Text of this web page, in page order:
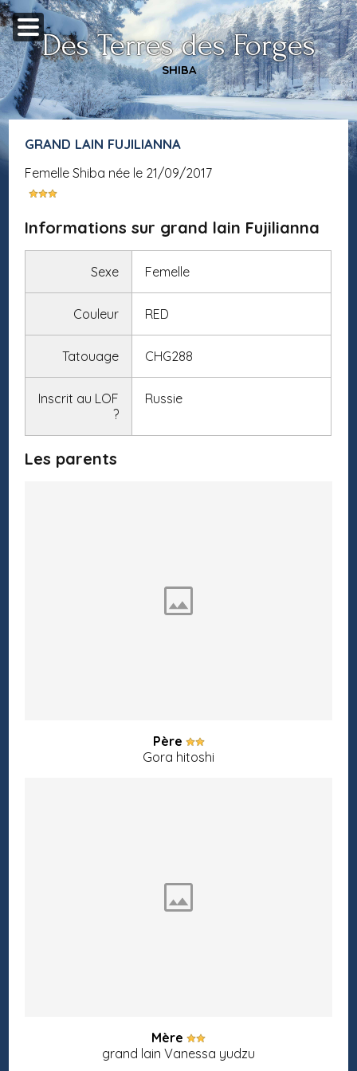
Des Terres des Forges
SHIBA
GRAND LAIN FUJILIANNA
femelle Shiba née le 21/09/2017
Informations sur grand lain Fujilianna
Sexe Femelle
Couleur RED
Tatouage CHG288
Inscrit au LOF
?
Russie
Les parents
Père
Gora hitoshi
Mère
grand lain Vanessa yudzu